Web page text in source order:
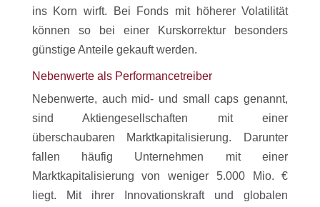
ins Korn wirft. Bei Fonds mit höherer Volatilität
können so bei einer Kurskorrektur besonders
günstige Anteile gekauft werden.
Nebenwerte als Performancetreiber
Nebenwerte, auch mid- und small caps genannt,
sind Aktiengesellschaften mit einer
überschaubaren Marktkapitalisierung. Darunter
fallen häufig Unternehmen mit einer
Marktkapitalisierung von weniger 5.000 Mio. €
liegt. Mit ihrer Innovationskraft und globalen